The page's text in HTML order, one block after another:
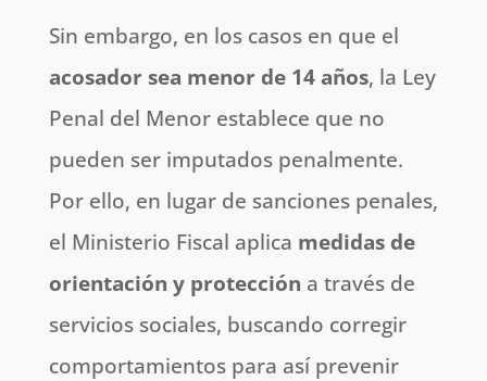
Sin embargo, en los casos en que el
acosador sea menor de 14 años, la Ley
Penal del Menor establece que no
pueden ser imputados penalmente.
Por ello, en lugar de sanciones penales,
el Ministerio Fiscal aplica medidas de
orientación y protección a través de
servicios sociales, buscando corregir
comportamientos para así prevenir